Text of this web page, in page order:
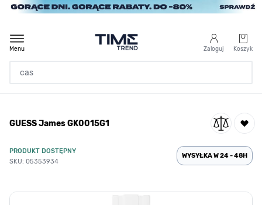
Przejdź do treści
Zaloguj Koszyk
Menu
/
GUESS James GK0015G1
GUESS James GK0015G1
PRODUKT DOSTĘPNY
SKU: 05353934
WYSYŁKA W 24 - 48H